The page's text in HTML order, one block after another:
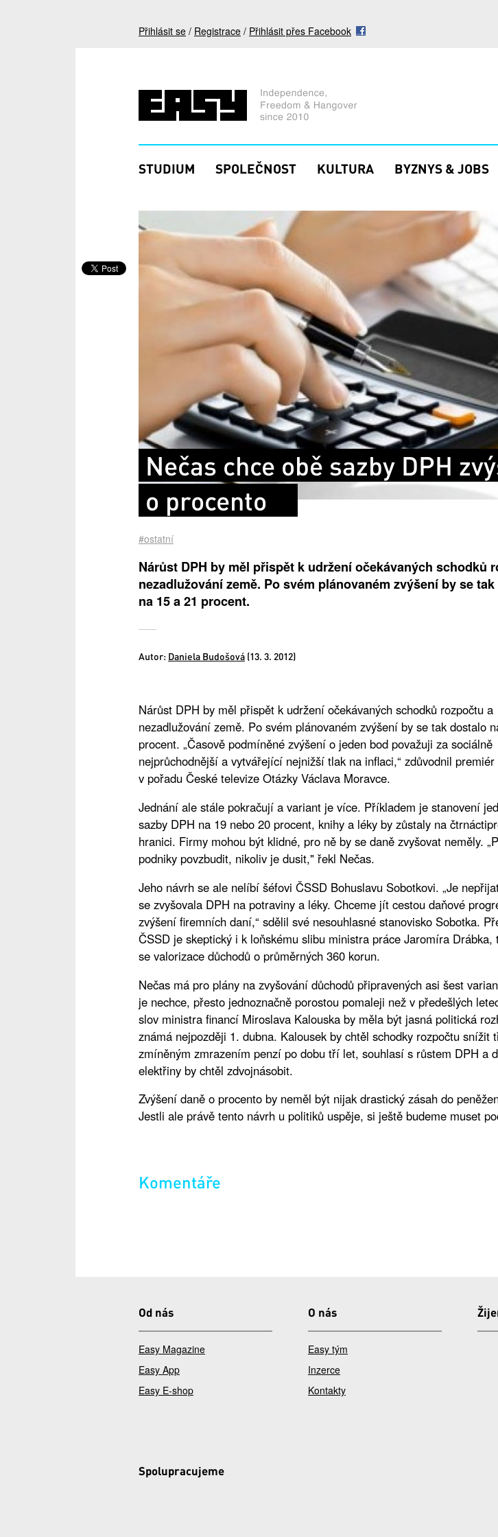
Přihlásit se / Registrace / Přihlásit přes Facebook
STUDIUM SPOLEČNOST KULTURA BYZNYS & JOBS
Nečas chce obě sazby DPH
o procento
#ostatní
Nárůst DPH by měl přispět k udržení očekávaných schodků
nezadlužování země. Po svém plánovaném zvýšení by se
na 15 a 21 procent.
Autor: Daniela Budošová (13. 3. 2012)
Nárůst DPH by měl přispět k udržení očekávaných schodků rozpočtu a
nezadlužování země. Po svém plánovaném zvýšení by se tak dostalo
procent. „Časově podmíněné zvýšení o jeden bod považuji za sociálně
nejprůchodnější a vytvářející nejnižší tlak na inflaci,“ zdůvodnil
v pořadu České televize Otázky Václava Moravce.
Jednání ale stále pokračují a variant je více. Příkladem je stanovení
sazby DPH na 19 nebo 20 procent, knihy a léky by zůstaly na
hranici. Firmy mohou být klidné, pro ně by se daně zvyšovat neměly.
podniky povzbudit, nikoliv je dusit," řekl Nečas.
Jeho návrh se ale nelíbí šéfovi ČSSD Bohuslavu Sobotkovi. „Je
se zvyšovala DPH na potraviny a léky. Chceme jít cestou daňové
zvýšení firemních daní,“ sdělil své nesouhlasné stanovisko Sobotka.
ČSSD je skeptický i k loňskému slibu ministra práce Jaromíra Drábka,
se valorizace důchodů o průměrných 360 korun.
Nečas má pro plány na zvyšování důchodů připravených asi šest
je nechce, přesto jednoznačně porostou pomaleji než v předešlých
slov ministra financí Miroslava Kalouska by měla být jasná politická
známá nejpozději 1. dubna. Kalousek by chtěl schodky rozpočtu snížit
zmíněným zmrazením penzí po dobu tří let, souhlasí s růstem DPH a
elektřiny by chtěl zdvojnásobit.
Zvýšení daně o procento by neměl být nijak drastický zásah do
Jestli ale právě tento návrh u politiků uspěje, si ještě budeme muset
Komentáře
Od nás
Easy Magazine
Easy App
Easy E-shop
O nás
Easy tým
Inzerce
Kontakty
Spolupracujeme